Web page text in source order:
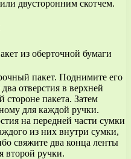
двусторонним скотчем.
пакет. Поднимите его
отверстия в верхней
стороне пакета. Затем
для каждой ручки.
на передней части сумки
из них внутри сумки,
свяжите два конца ленты
второй ручки.